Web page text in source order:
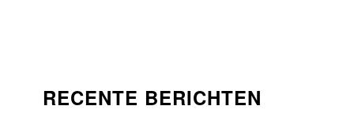
RECENTE BERICHTEN